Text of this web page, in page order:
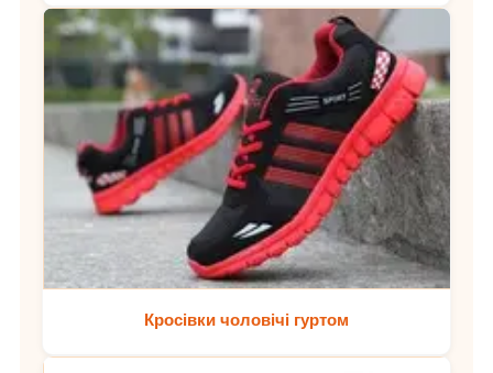
Кросівки чоловічі гуртом